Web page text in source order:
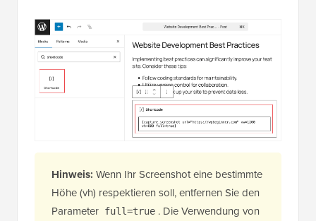
Hinweis: Wenn Ihr Screenshot eine bestimmte
Höhe (vh) respektieren soll, entfernen Sie den
Parameter full=true . Die Verwendung von